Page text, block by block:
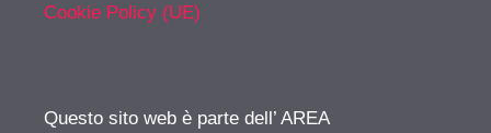
Cookie Policy (UE)
Questo sito web è parte dell’ AREA